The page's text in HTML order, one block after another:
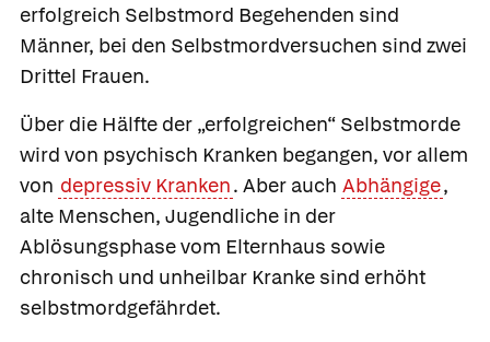
erfolgreich Selbstmord Begehenden sind
Männer, bei den Selbstmordversuchen sind zwei
Drittel Frauen.
Über die Hälfte der „erfolgreichen“ Selbstmorde
wird von psychisch Kranken begangen, vor allem
von depressiv Kranken. Aber auch Abhängige,
alte Menschen, Jugendliche in der
Ablösungsphase vom Elternhaus sowie
chronisch und unheilbar Kranke sind erhöht
selbstmordgefährdet.